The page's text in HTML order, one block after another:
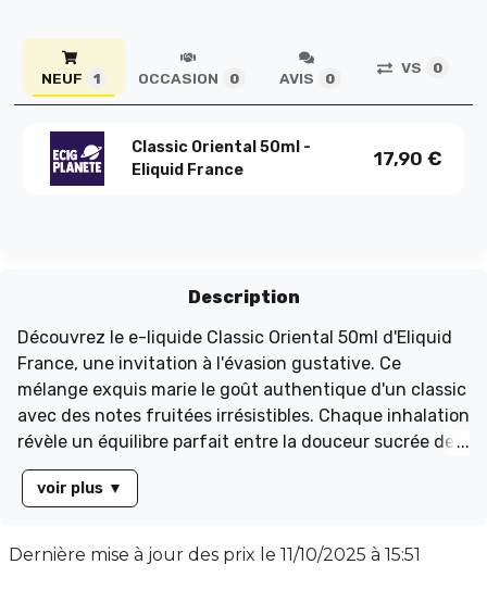
NEUF 1 OCCASION 0 AVIS 0
VS 0
Classic Oriental 50ml -
Eliquid France
17,90 €
Description
Découvrez le e-liquide Classic Oriental 50ml d'Eliquid
France, une invitation à l'évasion gustative. Ce
mélange exquis marie le goût authentique d'un classic
avec des notes fruitées irrésistibles. Chaque inhalation
révèle un équilibre parfait entre la douceur sucrée des
fruits rouges et la fraîcheur délicate du melon. Ce e-
liquide, proposé en flacon de 70 ml rempli à 50 ml sans
une expérience de vapotage harmonieuse. Laissez-
voir plus ▼
Dernière mise à jour des prix le 11/10/2025 à 15:51